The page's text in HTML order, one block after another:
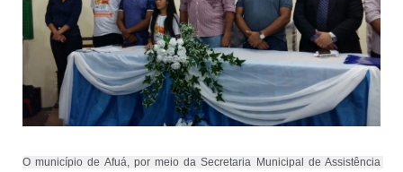
O município de Afuá, por meio da Secretaria Municipal de Assistência